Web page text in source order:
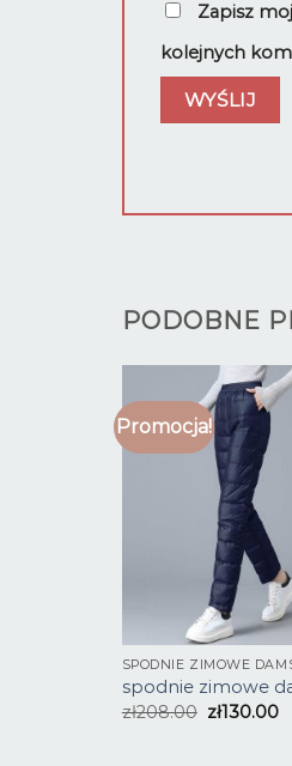
Zapisz
kolejnych
PODOBNE
Promocja!
SPODNIE ZIMOWE
spodnie zimowe
zł208.00 zł130.00